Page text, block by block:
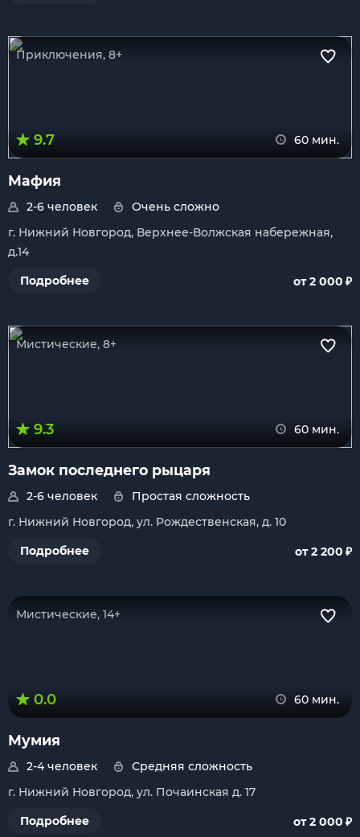
Приключения, 8+
9.7 60 мин.
Мафия
2-6 человек
Очень сложно
г. Нижний Новгород, Верхнее-Волжская набережная,
д.14
Подробнее
от 2 000 ₽
Мистические, 8+
9.3 60 мин.
Замок последнего рыцаря
2-6 человек
Простая сложность
г. Нижний Новгород, ул. Рождественская, д. 10
Подробнее
от 2 200 ₽
Мистические, 14+
0.0 60 мин.
Мумия
2-4 человек
Средняя сложность
г. Нижний Новгород, ул. Почаинская д. 17
Подробнее
от 2 000 ₽